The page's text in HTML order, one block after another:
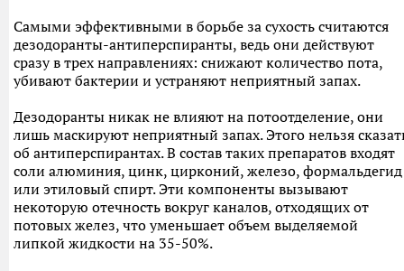
Самыми эффективными в борьбе за сухость считаются
дезодоранты-антиперспиранты, ведь они действуют
сразу в трех направлениях: снижают количество пота,
убивают бактерии и устраняют неприятный запах.
Дезодоранты никак не влияют на потоотделение, они
лишь маскируют неприятный запах. Этого нельзя
об антиперспирантах. В состав таких препаратов входят
соли алюминия, цинк, цирконий, железо, формальдегид
или этиловый спирт. Эти компоненты вызывают
некоторую отечность вокруг каналов, отходящих от
потовых желез, что уменьшает объем выделяемой
липкой жидкости на 35-50%.